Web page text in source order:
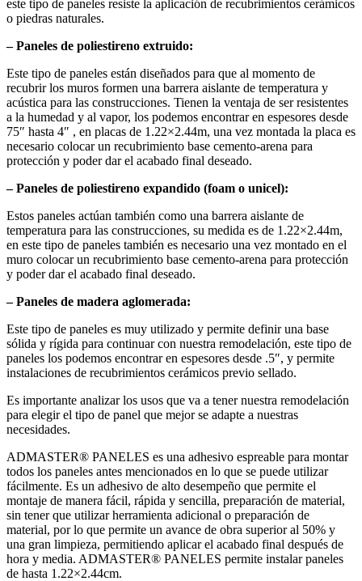
este tipo de paneles resiste la aplicación de recubrimientos cerámicos
o piedras naturales.
– Paneles de poliestireno extruido:
Este tipo de paneles están diseñados para que al momento de
recubrir los muros formen una barrera aislante de temperatura y
acústica para las construcciones. Tienen la ventaja de ser resistentes
a la humedad y al vapor, los podemos encontrar en espesores desde
75″ hasta 4″ , en placas de 1.22×2.44m, una vez montada la placa es
necesario colocar un recubrimiento base cemento-arena para
protección y poder dar el acabado final deseado.
– Paneles de poliestireno expandido (foam o unicel):
Estos paneles actúan también como una barrera aislante de
temperatura para las construcciones, su medida es de 1.22×2.44m,
en este tipo de paneles también es necesario una vez montado en el
muro colocar un recubrimiento base cemento-arena para protección
y poder dar el acabado final deseado.
– Paneles de madera aglomerada:
Este tipo de paneles es muy utilizado y permite definir una base
sólida y rígida para continuar con nuestra remodelación, este tipo de
paneles los podemos encontrar en espesores desde .5″, y permite
instalaciones de recubrimientos cerámicos previo sellado.
Es importante analizar los usos que va a tener nuestra remodelación
para elegir el tipo de panel que mejor se adapte a nuestras
necesidades.
ADMASTER® PANELES es una adhesivo espreable para montar
todos los paneles antes mencionados en lo que se puede utilizar
fácilmente. Es un adhesivo de alto desempeño que permite el
montaje de manera fácil, rápida y sencilla, preparación de material,
sin tener que utilizar herramienta adicional o preparación de
material, por lo que permite un avance de obra superior al 50% y
una gran limpieza, permitiendo aplicar el acabado final después de
hora y media. ADMASTER® PANELES permite instalar paneles
de hasta 1.22×2.44cm.